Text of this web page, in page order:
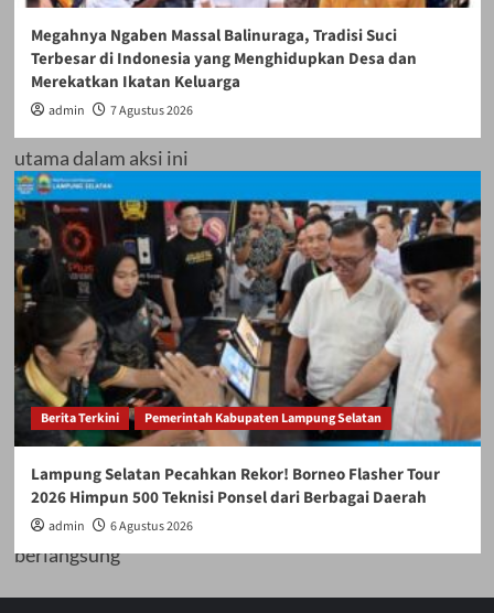
Maradoni.
Salah satu tuntutan
utama dalam aksi ini
adalah meminta
Kejaksaan Agung
mengusut dugaan
praktik kejahatan
ekonomi yang telah
berlangsung
Megahnya Ngaben Massal Balinuraga, Tradisi Suci
Terbesar di Indonesia yang Menghidupkan Desa dan
Merekatkan Ikatan Keluarga
admin 7 Agustus 2026
Berita Terkini Pemerintah Kabupaten Lampung Selatan
Lampung Selatan Pecahkan Rekor! Borneo Flasher Tour
2026 Himpun 500 Teknisi Ponsel dari Berbagai Daerah
admin 6 Agustus 2026